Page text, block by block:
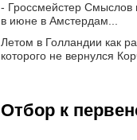
- Гроссмейстер Смыслов
в июне в Амстердам...
Летом в Голландии как
которого не вернулся
Отбор к